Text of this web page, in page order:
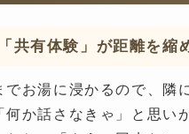
共有体験」が距離を縮
でお湯に浸かるので、隣
何か話さなきゃ」と思い